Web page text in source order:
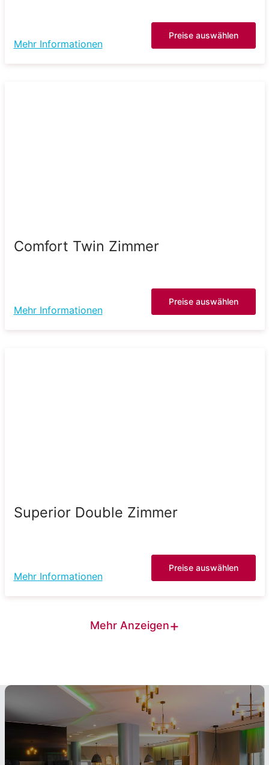
Mehr Informationen
Preise auswählen
Comfort Twin Zimmer
Mehr Informationen
Preise auswählen
Superior Double Zimmer
Mehr Informationen
Preise auswählen
Mehr Anzeigen+